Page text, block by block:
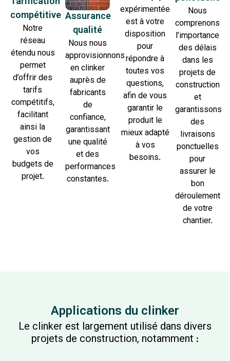
compétitive
Notre
réseau
étendu nous
permet
d’offrir des
tarifs
compétitifs,
facilitant
ainsi la
gestion de
vos
budgets de
projet.
Assurance
qualité
Nous nous
approvisionnons
en clinker
auprès de
fabricants
de
confiance,
garantissant
une qualité
et des
performances
constantes.
expérimentée
est à votre
disposition
pour
répondre à
toutes vos
questions,
afin de vous
garantir le
produit le
mieux adapté
à vos
besoins.
Nous
comprenons
l’importance
des délais
dans les
projets de
construction
et
garantissons
des
livraisons
ponctuelles
pour
assurer le
bon
déroulement
de votre
chantier.
Applications du clinker
Le clinker est largement utilisé dans divers
projets de construction, notamment :